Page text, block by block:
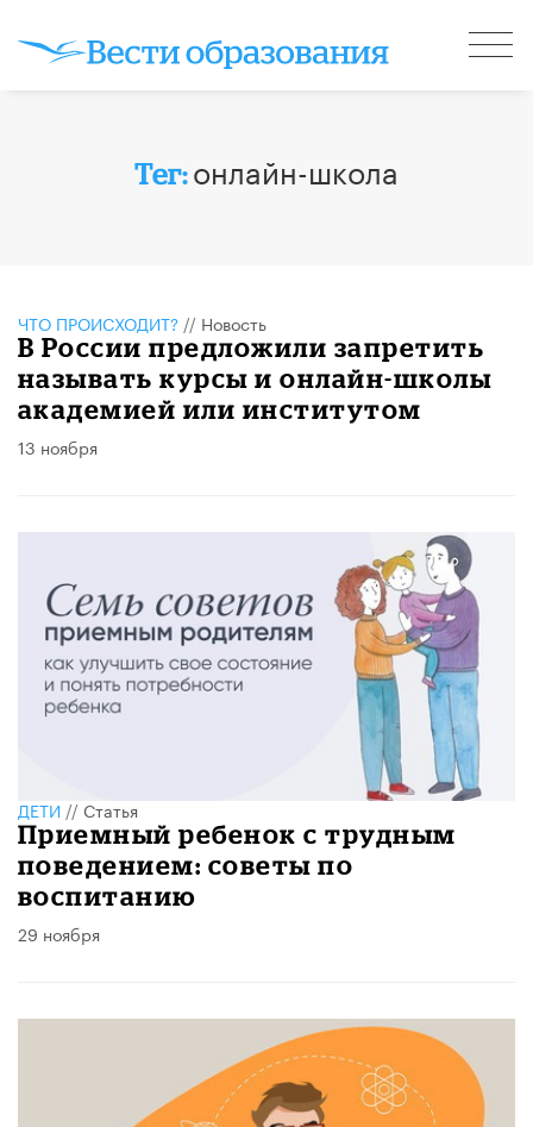
Тег:онлайн-школа
ЧТО ПРОИСХОДИТ? // Новость
В России предложили запретить
называть курсы и онлайн-школы
академией или институтом
13 ноября
ДЕТИ // Статья
Приемный ребенок с трудным
поведением: советы по
воспитанию
29 ноября